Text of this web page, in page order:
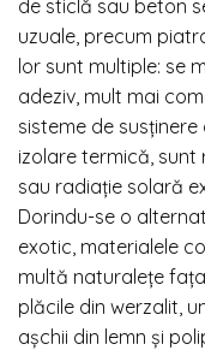
de sticlă sau beton
uzuale, precum
lor sunt multiple: se
adeziv, mult mai
sisteme de
izolare termică, sunt
sau radiație solară
Dorindu-se o
exotic, materialele
multă naturalețe
plăcile din werzalit,
așchii din lemn și